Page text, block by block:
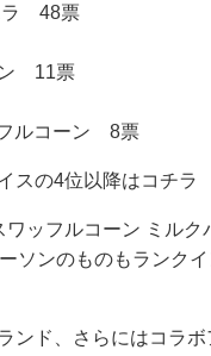
ラ 48票
ン 11票
ルコーン 8票
スの4位以降はコチラ
ッフルコーン ミル
ソンのものもランク
ンド、さらにはコラ